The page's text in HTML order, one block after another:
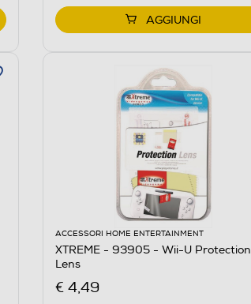
AGGIUNGI
ACCESSORI HOME ENTERTAINMENT
XTREME - 93905 - Wii-U Protection
Lens
€ 4,49